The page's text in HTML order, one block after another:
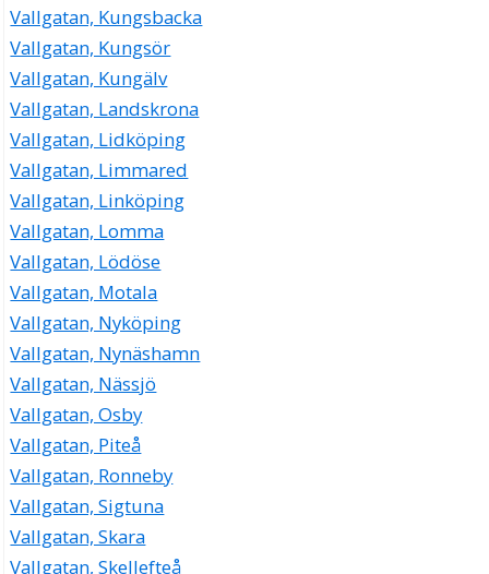
Vallgatan, Kungsbacka
Vallgatan, Kungsör
Vallgatan, Kungälv
Vallgatan, Landskrona
Vallgatan, Lidköping
Vallgatan, Limmared
Vallgatan, Linköping
Vallgatan, Lomma
Vallgatan, Lödöse
Vallgatan, Motala
Vallgatan, Nyköping
Vallgatan, Nynäshamn
Vallgatan, Nässjö
Vallgatan, Osby
Vallgatan, Piteå
Vallgatan, Ronneby
Vallgatan, Sigtuna
Vallgatan, Skara
Vallgatan, Skellefteå